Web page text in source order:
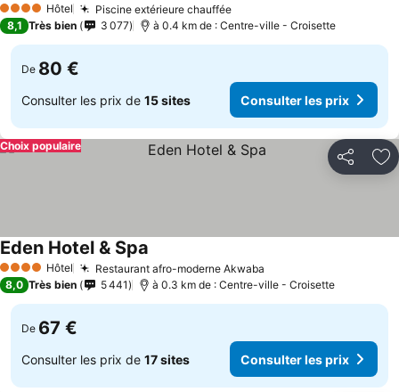
4 Étoiles Hôtel Piscine extérieure chauffée
8,1 Très bien 3 077 à 0.4 km de : Centre-ville - Croisette
De 80 €
Consulter les prix de 15 sites Consulter les prix
Partager
Choix populaire
4 Étoiles Hôtel Restaurant afro-moderne Akwaba
Eden Hotel & Spa
8,0 Très bien 5 441 à 0.3 km de : Centre-ville - Croisette
De 67 €
Consulter les prix de 17 sites Consulter les prix